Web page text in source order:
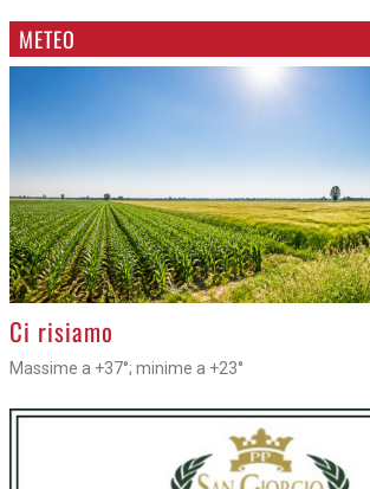
METEO
>
Ci risiamo
Massime a +37°; minime a +23°